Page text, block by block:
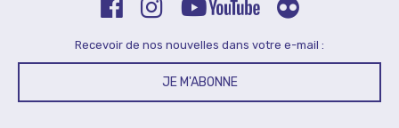
Recevoir de nos nouvelles dans votre e-mail :
JE M'ABONNE